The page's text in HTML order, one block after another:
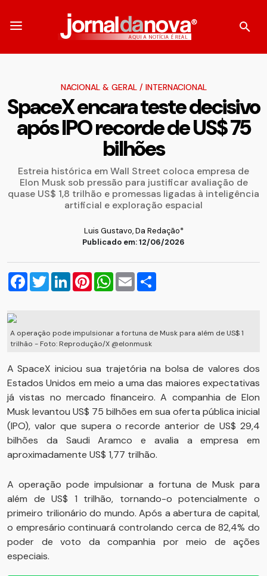
NACIONAL & GERAL/ INTERNACIONAL
SpaceX encara teste decisivo
após IPO recorde de US$ 75
bilhões
Estreia histórica em Wall Street coloca empresa de
Elon Musk sob pressão para justificar avaliação de
quase US$ 1,8 trilhão e promessas ligadas à inteligência
artificial e exploração espacial
Luis Gustavo, Da Redação*
Publicado em: 12/06/2026
Facebook
TwitterLinkedInPinterestWhatsApp
Email
A operação pode impulsionar a fortuna de Musk para além de US$ 1
trilhão - Foto: Reprodução/X @elonmusk
A SpaceX iniciou sua trajetória na bolsa de valores dos
Estados Unidos em meio a uma das maiores expectativas
já vistas no mercado financeiro. A companhia de Elon
Musk levantou US$ 75 bilhões em sua oferta pública inicial
(IPO), valor que supera o recorde anterior de US$ 29,4
bilhões da Saudi Aramco e avalia a empresa em
aproximadamente US$ 1,77 trilhão.
A operação pode impulsionar a fortuna de Musk para
além de US$ 1 trilhão, tornando-o potencialmente o
primeiro trilionário do mundo. Após a abertura de capital,
o empresário continuará controlando cerca de 82,4% do
poder de voto da companhia por meio de ações
especiais.